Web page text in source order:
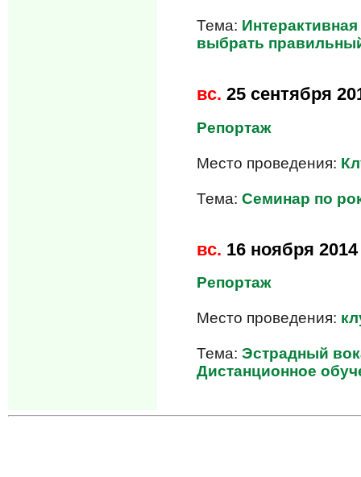
Тема:
выбрать
вс. 25 сентября
Репортаж
Место проведения:
Тема:Семинар по
вс. 16 ноября 2014
Репортаж
Место проведения:
Тема:Эстрадный
Дистанционное